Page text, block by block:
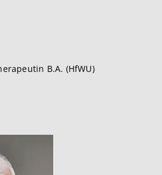
B.A. (HfWU)